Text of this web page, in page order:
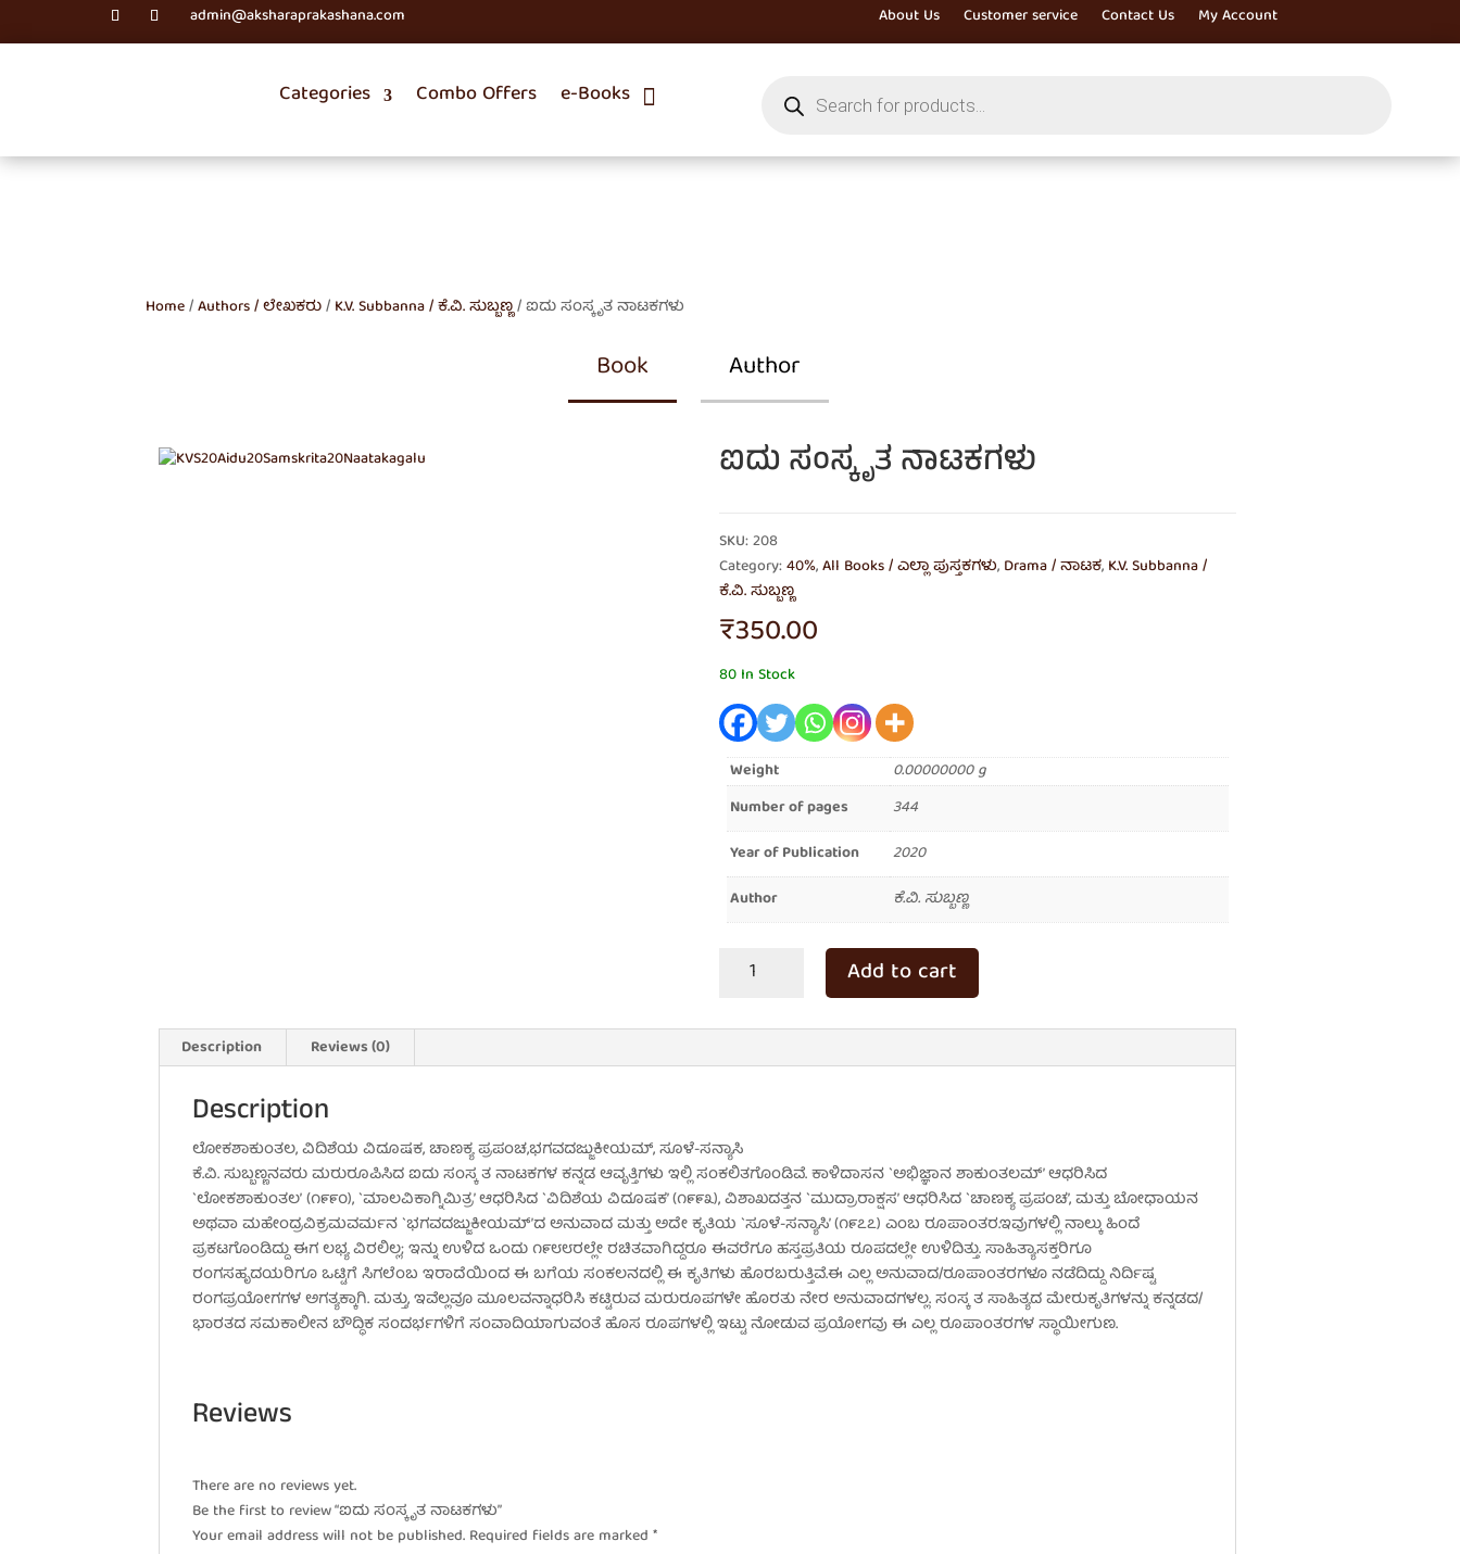
admin@aksharaprakashana.com About Us Customer service Contact Us My Account
Categories Combo Offers e-Books search
Home/Authors / ಲೇಖಕರು/ K.V. Subbanna / ಕೆ.ವಿ. ಸುಬ್ಬಣ್ಣ/ ಐದು ಸಂಸ್ಕೃತ ನಾಟಕಗಳು
Book Author
ಐದು ಸಂಸ್ಕೃತ ನಾಟಕಗಳು
SKU: 208
Category:40%,All Books / ಎಲ್ಲಾ ಪುಸ್ತಕಗಳು, Drama / ನಾಟಕ, K.V. Subbanna /
ಕೆ.ವಿ. ಸುಬ್ಬಣ್ಣ
₹350.00
80 In Stock
Weight
0.00000000 g
Number of pages
344
Year of Publication
2020
Author
ಕೆ.ವಿ. ಸುಬ್ಬಣ್ಣ
ಸಂಸ್ಕೃತ
quantity
Add to cart
Description Reviews (0)
Description
ಲೋಕಶಾಕುಂತಲ, ವಿದಿಶೆಯ ವಿದೂಷಕ, ಚಾಣಕ್ಯ ಪ್ರಪಂಚ,ಭಗವದಜ್ಜುಕೀಯಮ್, ಸೂಳೆ-ಸನ್ಯಾಸಿ
ಕೆ.ವಿ. ಸುಬ್ಬಣ್ಣನವರು ಮರುರೂಪಿಸಿದ ಐದು ಸಂಸ್ಕ ತ ನಾಟಕಗಳ ಕನ್ನಡ ಆವೃತ್ತಿಗಳು ಇಲ್ಲಿ ಸಂಕಲಿತಗೊಂಡಿವೆ. ಕಾಳಿದಾಸನ `ಅಭಿಜ್ಞಾನ ಶಾಕುಂತಲಮ್’ ಆಧರಿಸಿದ
`ಲೋಕಶಾಕುಂತಲ’ (೧೯೯೦), `ಮಾಲವಿಕಾಗ್ನಿಮಿತ್ರ’ ಆಧರಿಸಿದ `ವಿದಿಶೆಯ ವಿದೂಷಕ’ (೧೯೯೩), ವಿಶಾಖದತ್ತನ `ಮುದ್ರಾರಾಕ್ಷಸ’ ಆಧರಿಸಿದ `ಚಾಣಕ್ಯ ಪ್ರಪಂಚ’, ಮತ್ತು ಬೋಧಾಯನ
ಅಥವಾ ಮಹೇಂದ್ರವಿಕ್ರಮವರ್ಮನ `ಭಗವದಜ್ಜುಕೀಯಮ್’ದ ಅನುವಾದ ಮತ್ತು ಅದೇ ಕೃತಿಯ `ಸೂಳೆ-ಸನ್ಯಾಸಿ’ (೧೯೭೭) ಎಂಬ ರೂಪಾಂತರ.ಇವುಗಳಲ್ಲಿ ನಾಲ್ಕು ಹಿಂದೆ
ಪ್ರಕಟಗೊಂಡಿದ್ದು ಈಗ ಲಭ್ಯ ವಿರಲಿಲ್ಲ; ಇನ್ನು ಉಳಿದ ಒಂದು ೧೯೮೮ರಲ್ಲೇ ರಚಿತವಾಗಿದ್ದರೂ ಈವರೆಗೂ ಹಸ್ತಪ್ರತಿಯ ರೂಪದಲ್ಲೇ ಉಳಿದಿತ್ತು. ಸಾಹಿತ್ಯಾಸಕ್ತರಿಗೂ
ರಂಗಸಹೃದಯರಿಗೂ ಒಟ್ಟಿಗೆ ಸಿಗಲೆಂಬ ಇರಾದೆಯಿಂದ ಈ ಬಗೆಯ ಸಂಕಲನದಲ್ಲಿ ಈ ಕೃತಿಗಳು ಹೊರಬರುತ್ತಿವೆ.ಈ ಎಲ್ಲ ಅನುವಾದ/ರೂಪಾಂತರಗಳೂ ನಡೆದಿದ್ದು ನಿರ್ದಿಷ್ಟ
ರಂಗಪ್ರಯೋಗಗಳ ಅಗತ್ಯಕ್ಕಾಗಿ. ಮತ್ತು, ಇವೆಲ್ಲವೂ ಮೂಲವನ್ನಾಧರಿಸಿ ಕಟ್ಟಿರುವ ಮರುರೂಪಗಳೇ ಹೊರತು ನೇರ ಅನುವಾದಗಳಲ್ಲ. ಸಂಸ್ಕ ತ ಸಾಹಿತ್ಯದ ಮೇರುಕೃತಿಗಳನ್ನು ಕನ್ನಡದ/
ಭಾರತದ ಸಮಕಾಲೀನ ಬೌದ್ಧಿಕ ಸಂದರ್ಭಗಳಿಗೆ ಸಂವಾದಿಯಾಗುವಂತೆ ಹೊಸ ರೂಪಗಳಲ್ಲಿ ಇಟ್ಟು ನೋಡುವ ಪ್ರಯೋಗವು ಈ ಎಲ್ಲ ರೂಪಾಂತರಗಳ ಸ್ಥಾಯೀಗುಣ.
Reviews
There are no reviews yet.
Be the first to review “ಐದು ಸಂಸ್ಕೃತ ನಾಟಕಗಳು”
Your email address will not be published. Required fields are marked*